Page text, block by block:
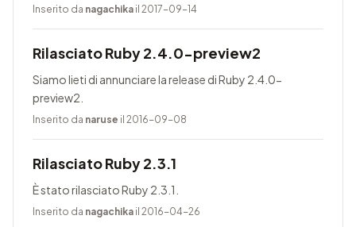
Inserito da nagachika il 2017-09-14
Rilasciato Ruby 2.4.0-preview2
Siamo lieti di annunciare la release di Ruby 2.4.0-
preview2.
Inserito da naruse il 2016-09-08
Rilasciato Ruby 2.3.1
È stato rilasciato Ruby 2.3.1.
Inserito da nagachika il 2016-04-26